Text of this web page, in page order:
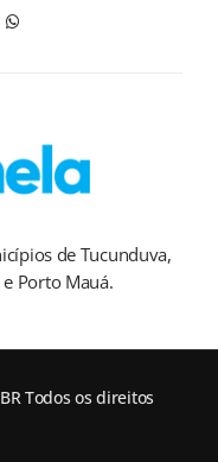
de Tucunduva,
Porto Mauá.
Todos os direitos